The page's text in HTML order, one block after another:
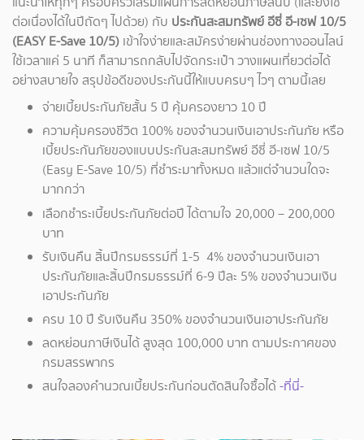
ต่อเนื่องได้ในปีถัดๆ ไปด้วย) กับ ประกันสะสมทรัพย์ อีซี่ อี-เซฟ 10/5
(EASY E-Save 10/5) เข้าใจง่ายและสมัครง่ายผ่านช่องทางออนไลน์
ใช้เวลาแค่ 5 นาที ก็สามารถกลับไปจัดกระเป๋า วางแผนเที่ยวต่อได้
อย่างสบายใจ สรุปข้อดีของประกันนี้ให้แบบครบๆ ไวๆ ตามนี้เลย
จ่ายเบี้ยประกันภัยสั้น 5 ปี คุ้มครองยาว 10 ปี
ความคุ้มครองชีวิต 100% ของจำนวนเงินเอาประกันภัย หรือ
เบี้ยประกันภัยของแบบประกันสะสมทรัพย์ อีซี่ อี-เซฟ 10/5
(Easy E-Save 10/5) ที่ชำระมาทั้งหมด แล้วแต่จำนวนใดจะ
มากกว่า
เลือกชำระเบี้ยประกันภัยต่อปี ได้ตามใจ 20,000 – 200,000
บาท
รับเงินคืน สิ้นปีกรมธรรม์ที่ 1-5 4% ของจำนวนเงินเอา
ประกันภัยและสิ้นปีกรมธรรม์ที่ 6-9 ปีละ 5% ของจำนวนเงิน
เอาประกันภัย
ครบ 10 ปี รับเงินคืน 350% ของจำนวนเงินเอาประกันภัย
ลดหย่อนภาษีเงินได้ สูงสุด 100,000 บาท ตามประกาศของ
กรมสรรพากร
สนใจลองคำนวณเบี้ยประกันก่อนตัดสินใจซื้อได้-ที่นี่-